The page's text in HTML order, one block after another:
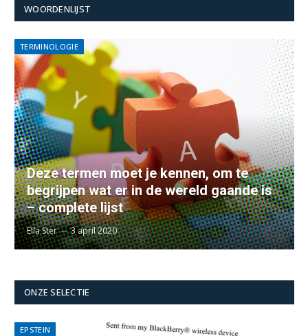
WOORDENLIJST
TERMINOLOGIE
Deze termen moet je kennen, om te
begrijpen wat er in de wereld gaande is
– complete lijst
Ella Ster 3 april 2020
ONZE SELECTIE
EPSTEIN